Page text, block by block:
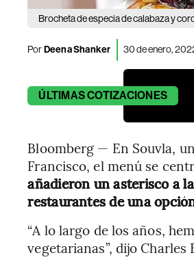
Brocheta de especia de calabaza y
PorDeena Shanker 30 de enero,
ÚLTIMASCOTIZACIONES
Bloomberg — En Souvla,
Francisco, el menú se
añadieron un asterisco a
restaurantes de una
“A lo largo de los años,
vegetarianas”, dijo Charles